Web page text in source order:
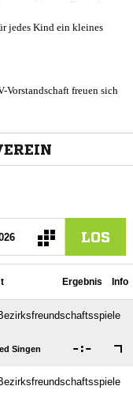
jedes Kind ein kleines
Vorstandschaft freuen sich